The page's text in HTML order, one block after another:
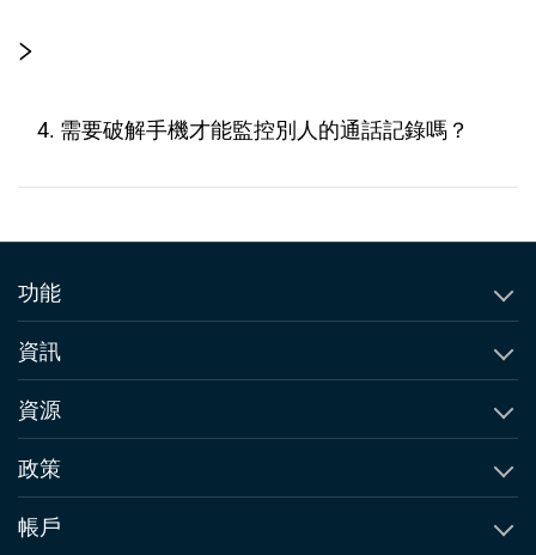
4. 需要破解手機才能監控別人的通話記錄嗎？
功能
監控通話記錄
預覽視頻內容
資訊
關於Msafely
我們的承諾
資源
博客
政策
最終用戶許可協議
帳戶